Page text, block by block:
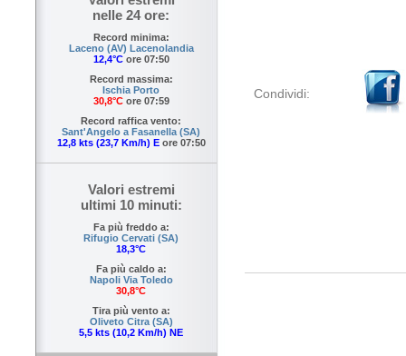
nelle 24 ore:
Record minima:
Laceno (AV) Lacenolandia
12,4°Core 07:50
Record massima:
Ischia Porto
30,8°Core 07:59
Record raffica vento:
Sant'Angelo a Fasanella (SA)
12,8 kts (23,7 Km/h) Eore 07:50
Valori estremi
ultimi 10 minuti:
Fa più freddo a:
Rifugio Cervati (SA)
18,3°C
Fa più caldo a:
Napoli Via Toledo
30,8°C
Tira più vento a:
Oliveto Citra (SA)
5,5 kts (10,2 Km/h) NE
Condividi: